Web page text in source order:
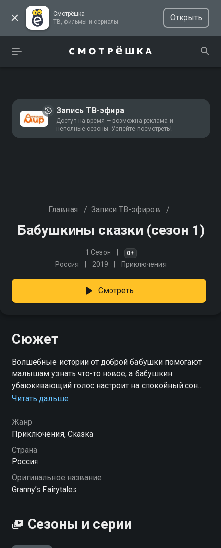
Смотрёшка
ТВ, фильмы и сериалы
Открыть
Запись ТВ-эфира
Доступ на время — возможна реклама и
неполные сезоны. Успейте посмотреть!
Главная / Записи ТВ-эфиров /
Бабушкины сказки (сезон 1)
1 Сезон 0+
Россия 2019 Приключения
Смотреть
Сюжет
Волшебные истории от доброй бабушки помогают
малышам узнать что-то новое, а бабушкин
убаюкивающий голос настроит на спокойный сон
сказки вы можете совершенно бесплатно в
хорошем HD качестве на Смотрёшке
Читать дальше
Жанр
Приключения, Сказка
Страна
Россия
Оригинальное название
Granny’s Fairytales
Сезоны и серии